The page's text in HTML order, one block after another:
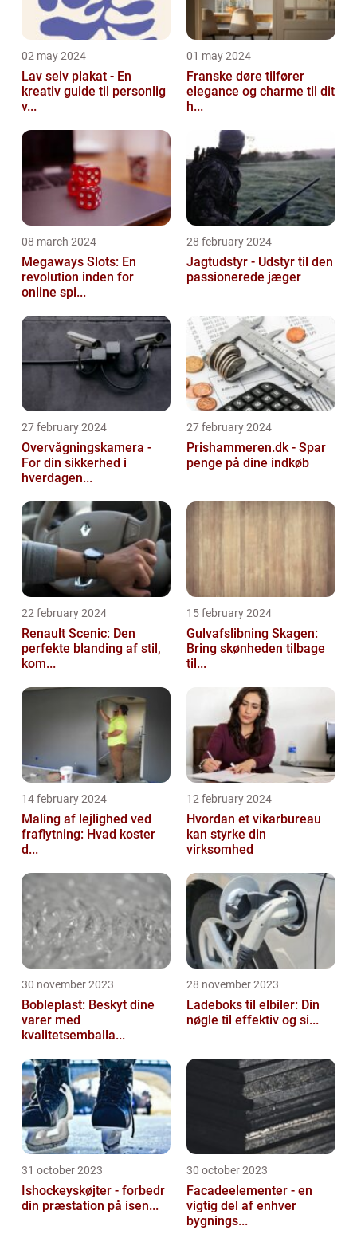
02 may 2024
Lav selv plakat - En
kreativ guide til personlig
v...
01 may 2024
Franske døre tilfører
elegance og charme til dit
h...
08 march 2024
Megaways Slots: En
revolution inden for
online spi...
28 february 2024
Jagtudstyr - Udstyr til den
passionerede jæger
27 february 2024
Overvågningskamera -
For din sikkerhed i
hverdagen...
27 february 2024
Prishammeren.dk - Spar
penge på dine indkøb
22 february 2024
Renault Scenic: Den
perfekte blanding af stil,
kom...
15 february 2024
Gulvafslibning Skagen:
Bring skønheden tilbage
til...
14 february 2024
Maling af lejlighed ved
fraflytning: Hvad koster
d...
12 february 2024
Hvordan et vikarbureau
kan styrke din
virksomhed
30 november 2023
Bobleplast: Beskyt dine
varer med
kvalitetsemballa...
28 november 2023
Ladeboks til elbiler: Din
nøgle til effektiv og si...
31 october 2023
Ishockeyskøjter - forbedr
din præstation på isen...
30 october 2023
Facadeelementer - en
vigtig del af enhver
bygnings...